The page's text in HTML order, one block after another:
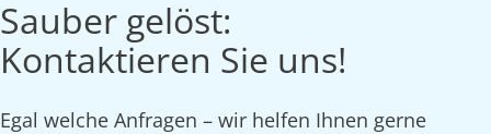
Sauber gelöst:
Kontaktieren Sie uns!
Egal welche Anfragen – wir helfen Ihnen gerne